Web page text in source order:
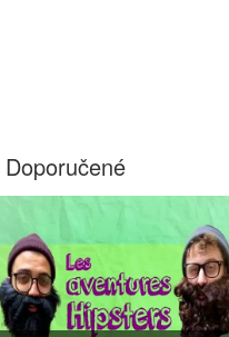
Doporučené